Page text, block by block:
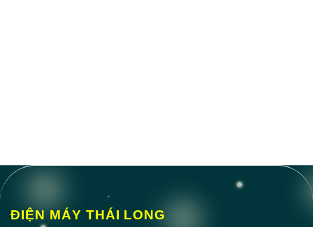
ĐIỆN MÁY THÁI LONG